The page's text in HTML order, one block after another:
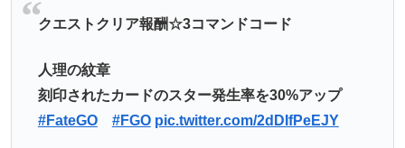
クエストクリア報酬☆3コマンドコード
人理の紋章
刻印されたカードのスター発生率を30%アップ
#FateGO
#FGO pic.twitter.com/2dDIfPeEJY